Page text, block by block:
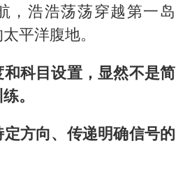
，浩浩荡荡穿越第一岛
平洋腹地。
科目设置，显然不是简
。
方向、传递明确信号的